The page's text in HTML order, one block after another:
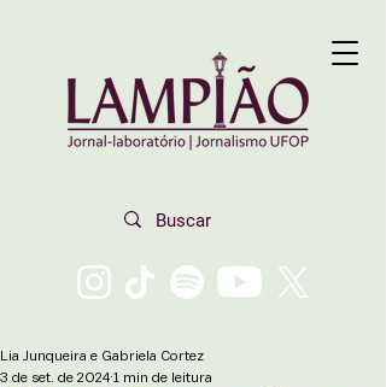
Lia Junqueira e Gabriela Cortez
3 de set. de 2024 1 min de leitura